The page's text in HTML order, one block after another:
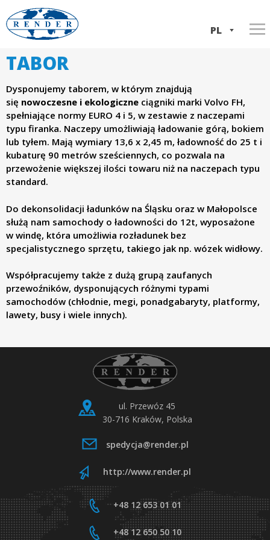
do
e
n
d
e
r
p
.
r
PL
IT
Home
Usługi
Transport Włochy ⇆ Polska
Transport ADR
Spedycja międzynarodowa
Spedycja krajowa
Konsolidacja ładunków
O firmie
Praca
Dokumenty firmy
Historia firmy
Flota
Kontakt
TABOR
Dysponujemy taborem, w którym znajdują
się nowoczesne i ekologiczne ciągniki marki Volvo FH,
spełniające normy EURO 4 i 5, w zestawie z naczepami
typu firanka. Naczepy umożliwiają ładowanie górą, bokiem
lub tyłem. Mają wymiary 13,6 x 2,45 m, ładowność do 25 t i
kubaturę 90 metrów sześciennych, co pozwala na
przewożenie większej ilości towaru niż na naczepach typu
standard.
Do dekonsolidacji ładunków na Śląsku oraz w Małopolsce
służą nam samochody o ładowności do 12t, wyposażone
w windę, która umożliwia rozładunek bez
specjalistycznego sprzętu, takiego jak np. wózek widłowy.
Współpracujemy także z dużą grupą zaufanych
przewoźników, dysponujących różnymi typami
samochodów (chłodnie, megi, ponadgabaryty, platformy,
lawety, busy i wiele innych).
ul. Przewóz 45
30-716 Kraków, Polska
spedycja@render.pl
http://www.render.pl
+48 12 653 01 01
+48 12 650 50 10